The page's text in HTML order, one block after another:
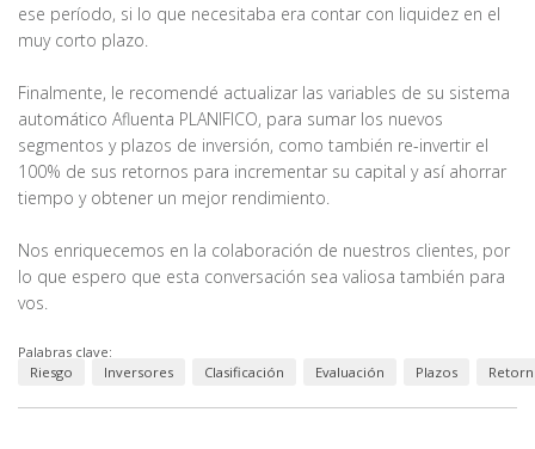
ese período, si lo que necesitaba era contar con liquidez en el
muy corto plazo.
Finalmente, le recomendé actualizar las variables de su sistema
automático Afluenta PLANIFICO, para sumar los nuevos
segmentos y plazos de inversión, como también re-invertir el
100% de sus retornos para incrementar su capital y así ahorrar
tiempo y obtener un mejor rendimiento.
Nos enriquecemos en la colaboración de nuestros clientes, por
lo que espero que esta conversación sea valiosa también para
vos.
Palabras clave:
Riesgo
Inversores Clasificación Evaluación Plazos